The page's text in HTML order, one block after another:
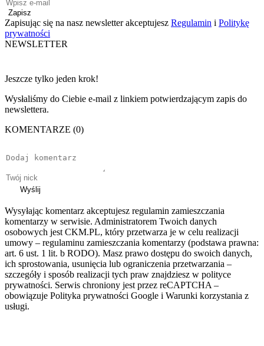
Zapisz
Zapisując się na nasz newsletter akceptujesz Regulamin i Politykę
prywatności
NEWSLETTER
Jeszcze tylko jeden krok!
Wysłaliśmy do Ciebie e-mail z linkiem potwierdzającym zapis do
newslettera.
KOMENTARZE (0)
Wyślij
Wysyłając komentarz akceptujesz regulamin zamieszczania
komentarzy w serwisie. Administratorem Twoich danych
osobowych jest CKM.PL, który przetwarza je w celu realizacji
umowy – regulaminu zamieszczania komentarzy (podstawa prawna:
art. 6 ust. 1 lit. b RODO). Masz prawo dostępu do swoich danych,
ich sprostowania, usunięcia lub ograniczenia przetwarzania –
szczegóły i sposób realizacji tych praw znajdziesz w polityce
prywatności. Serwis chroniony jest przez reCAPTCHA –
obowiązuje Polityka prywatności Google i Warunki korzystania z
usługi.